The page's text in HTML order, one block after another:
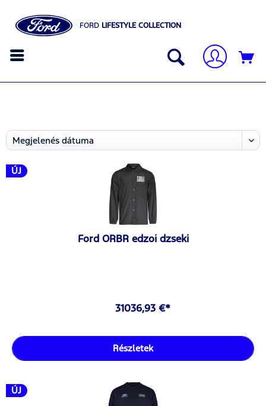
FORD LIFESTYLE COLLECTION
ÚJ
Ford ORBR edzoi dzseki
31036,93 €*
Részletek
ÚJ